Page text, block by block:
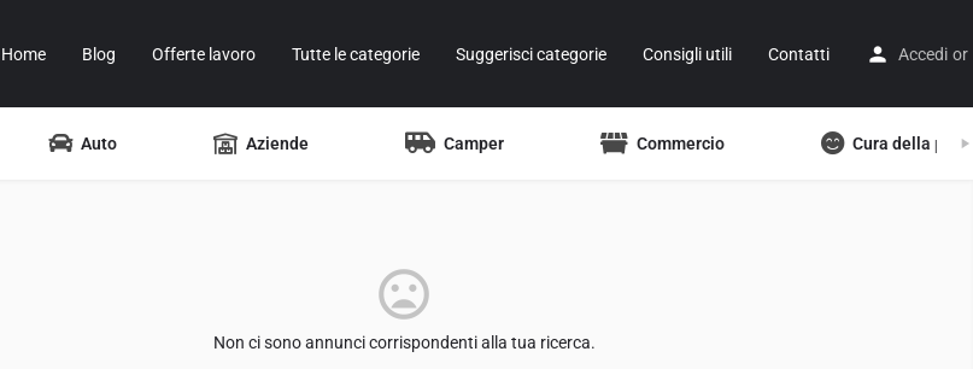
Home Blog Offerte lavoro Tutte le categorie Suggerisci categorie Consigli utili Contatti Accedi or
Auto Aziende Camper Commercio Cura della
Non ci sono annunci corrispondenti alla tua ricerca.